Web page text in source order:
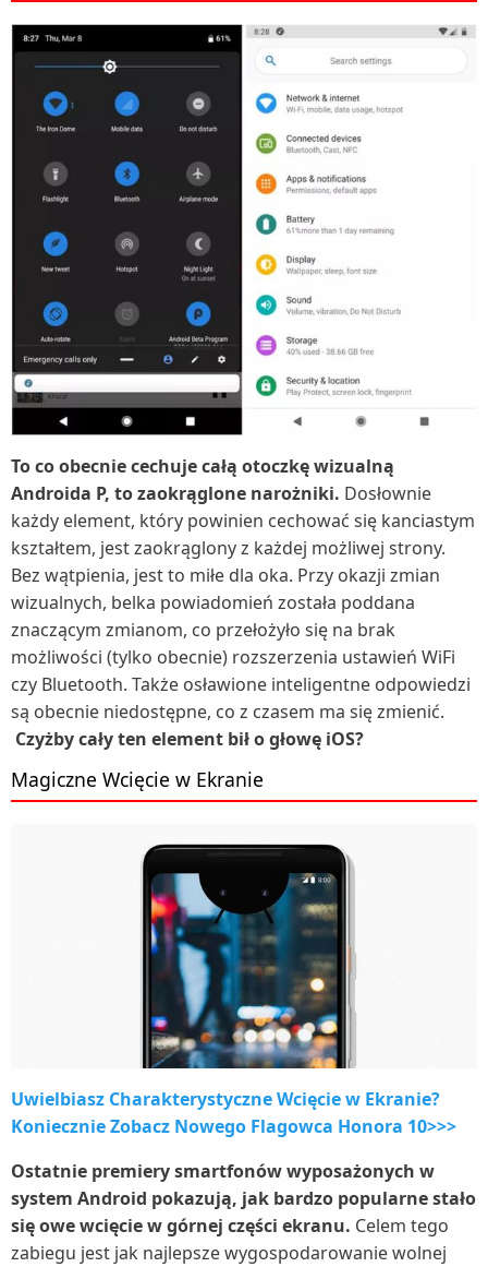
To co obecnie cechuje całą otoczkę wizualną
Androida P, to zaokrąglone narożniki. Dosłownie
każdy element, który powinien cechować się kanciastym
kształtem, jest zaokrąglony z każdej możliwej strony.
Bez wątpienia, jest to miłe dla oka. Przy okazji zmian
wizualnych, belka powiadomień została poddana
znaczącym zmianom, co przełożyło się na brak
możliwości (tylko obecnie) rozszerzenia ustawień WiFi
czy Bluetooth. Także osławione inteligentne odpowiedzi
są obecnie niedostępne, co z czasem ma się zmienić.
Czyżby cały ten element bił o głowę iOS?
Magiczne Wcięcie w Ekranie
Uwielbiasz Charakterystyczne Wcięcie w Ekranie?
Koniecznie Zobacz Nowego Flagowca Honora 10>>>
Ostatnie premiery smartfonów wyposażonych w
system Android pokazują, jak bardzo popularne stało
się owe wcięcie w górnej części ekranu. Celem tego
zabiegu jest jak najlepsze wygospodarowanie wolnej